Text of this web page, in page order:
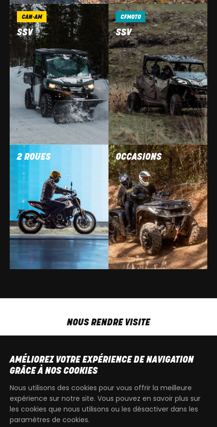
CAN-AM
SSV
CFMOTO
SSV
2 ROUES OCCASIONS
NOUS RENDRE VISITE
SAM9h00 - 13h30
T+32 64 700 970
AMÉLIOREZ VOTRE EXPÉRIENCE DE NAVIGATION
GRÂCE À NOS COOKIES
Nous utilisons des cookies pour vous offrir la meilleure
expérience sur notre site. Vous pouvez en savoir plus sur
les cookies que nous utilisons ou les désactiver dans les
paramètres de cookies.